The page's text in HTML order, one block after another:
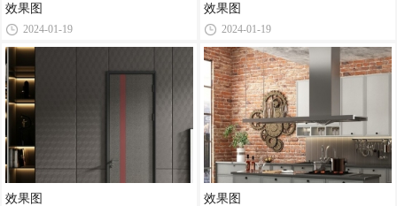
效果图
2024-01-19
效果图
效果图
2024-01-19
效果图